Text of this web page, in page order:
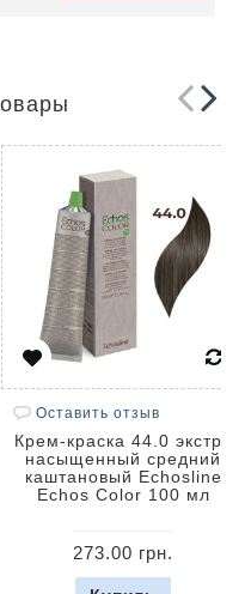
Оставить отзыв
Крем-краска 44.0 экстра
насыщенный средний
каштановый Echosline
Echos Color 100 мл
273.00 грн.